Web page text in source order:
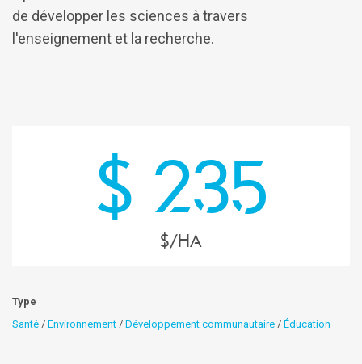
de développer les sciences à travers
l'enseignement et la recherche.
$ 235
$/HA
Type
Santé / Environnement / Développement communautaire / Éducation